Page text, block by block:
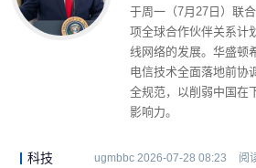
于周一（7月27日）联
项全球合作伙伴关系计
线网络的发展。华盛顿
电信技术全面落地前协
全规范，以削弱中国在
影响力。
科技 ugmbbc 2026-07-28 08:23 阅